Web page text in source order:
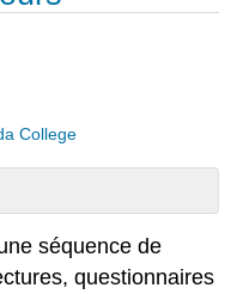
College
séquence de
questionnaires